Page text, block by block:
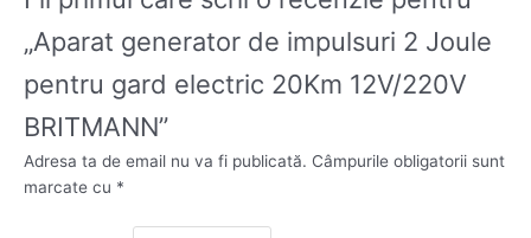
„Aparat generator de impulsuri 2 Joule
pentru gard electric 20Km 12V/220V
BRITMANN”
Adresa ta de email nu va fi publicată. Câmpurile obligatorii sunt
marcate cu *